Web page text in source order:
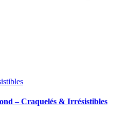
– Craquelés & Irrésistibles